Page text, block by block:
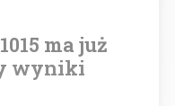
ma już
wyniki